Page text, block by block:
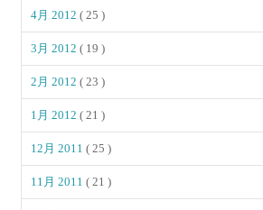
4月 2012( 25 )
3月 2012( 19 )
2月 2012( 23 )
1月 2012( 21 )
12月 2011( 25 )
11月 2011( 21 )